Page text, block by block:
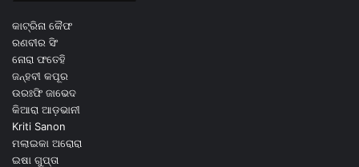
କାଟ୍ରିନା କୈଫ
ରଣବୀର ସିଂ
ନୋରା ଫତେହି
ଜନ୍ହବୀ କପୂର
ଉରଃଫି ଜାଭେଦ
କିଆରା ଆଡ଼ଭାନୀ
Kriti Sanon
ମଲାଇକା ଅରୋରା
ଇଷା ଗୁପ୍ତା